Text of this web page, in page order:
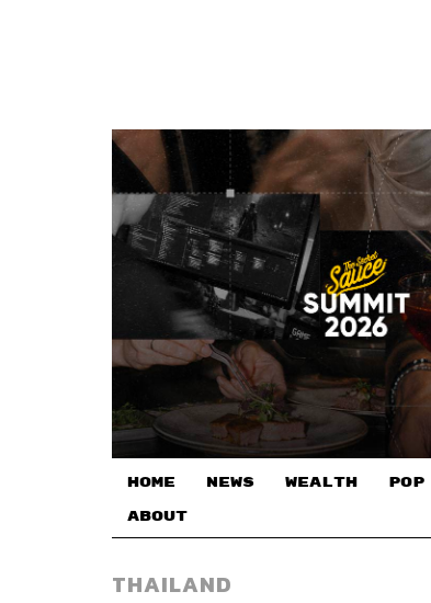
HOME NEWS WEALTH POP
ABOUT
THAILAND